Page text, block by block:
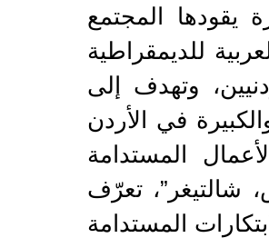
يقودها المجتمع
للديمقراطية
وتهدف إلى
في الأردن
المستدامة
شالتيغر”، تعرّف
المستدامة